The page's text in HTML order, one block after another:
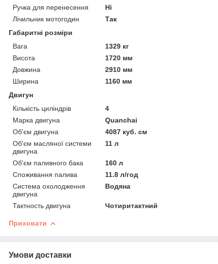
Ручка для перенесення
Ні
Лічильник мотогодин
Так
Габаритні розміри
Вага
1329 кг
Висота
1720 мм
Довжина
2910 мм
Ширина
1160 мм
Двигун
Кількість циліндрів
4
Марка двигуна
Quanchai
Об'єм двигуна
4087 куб. см
Об'єм масляної системи
двигуна
11 л
Об'єм паливного бака
160 л
Споживання палива
11.8 л/год
Система охолодження
двигуна
Водяна
Тактность двигуна Чотиритактний
Приховати
Умови доставки